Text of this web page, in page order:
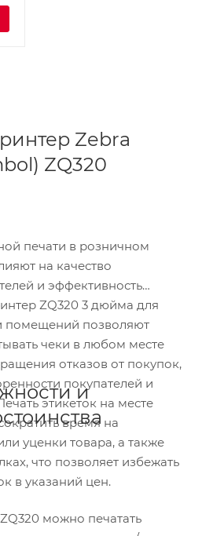
Zebra
ZQ320
печати в розничном
на качество
и эффективность
ZQ320 3 дюйма для
помещений позволяют
чеки в любом месте
отказов от покупок,
покупателей и
этикеток на месте
время на
уценки товара, а также
что позволяет избежать
в указаний цен.
и
можно печатать